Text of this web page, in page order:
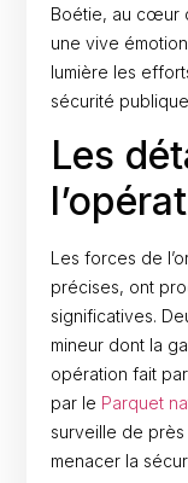
Boétie, au cœur
une vive
lumière les
sécurité
Les
Les forces de
précises, ont
significatives.
mineur dont la
opération fait
par le Parquet
surveille de
menacer la